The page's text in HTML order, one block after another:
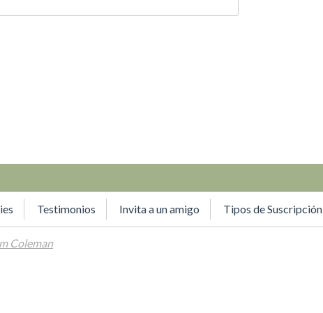
Testimonios Invita a un amigo Tipos de Suscripción
Coleman